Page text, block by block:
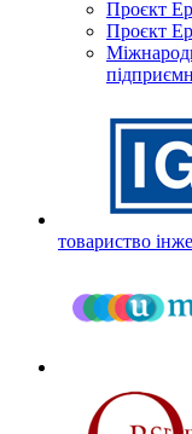
Проєкт
Проєкт
товариство